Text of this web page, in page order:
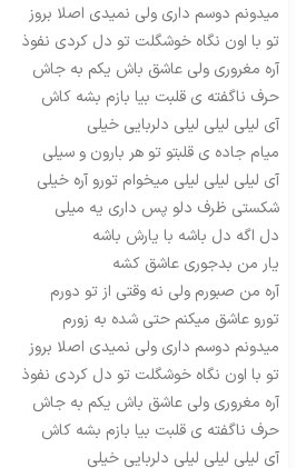
میدونم دوسم داری ولی نمیدی اصلا بروز
تو با اون نگاه خوشگلت تو دل کردی نفوذ
آره مغروری ولی عاشق باش یکم به جاش
حرف ناگفته ی قلبت بیا بازم بشه کاش
آی لیلی لیلی لیلی دلربایی خیلی
میام جاده ی قلبتو تو هر بارون و سیلی
آی لیلی لیلی لیلی میخوام تورو آره خیلی
شکستی ظرف دلو پس داری یه میلی
دل اگه دل باشه با یارش باشه
یار من بدجوری عاشق کشه
آره من صبورم ولی نه وقتی از تو دورم
تورو عاشق میکنم حتی شده به زورم
میدونم دوسم داری ولی نمیدی اصلا بروز
تو با اون نگاه خوشگلت تو دل کردی نفوذ
آره مغروری ولی عاشق باش یکم به جاش
حرف ناگفته ی قلبت بیا بازم بشه کاش
آی لیلی لیلی لیلی دلربایی خیلی